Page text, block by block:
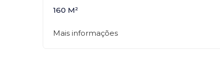
160 M²
Mais informações